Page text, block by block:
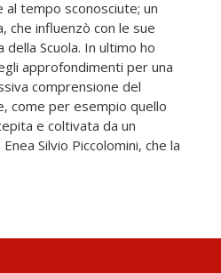
tempo sconosciute; un
che influenzò con le sue
Scuola. In ultimo ho
approfondimenti per una
comprensione del
come per esempio quello
e coltivata da un
Silvio Piccolomini, che la